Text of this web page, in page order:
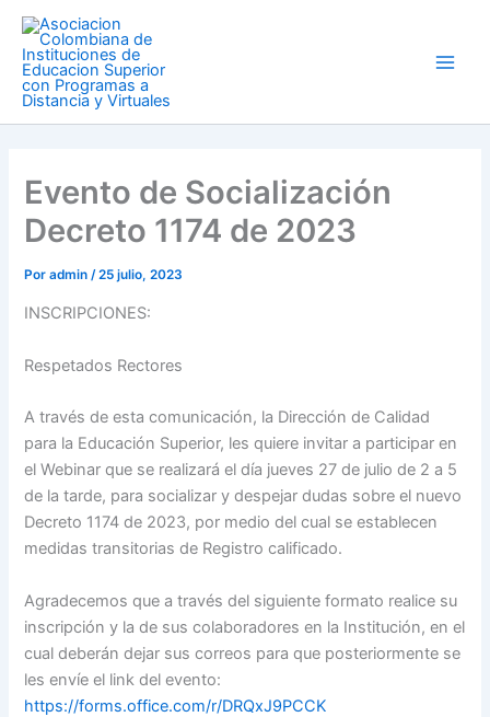
contenido
Evento de Socialización
Decreto 1174 de 2023
Poradmin/25 julio, 2023
INSCRIPCIONES:
Respetados Rectores
A través de esta comunicación, la Dirección de Calidad
para la Educación Superior, les quiere invitar a participar en
el Webinar que se realizará el día jueves 27 de julio de 2 a 5
de la tarde, para socializar y despejar dudas sobre el nuevo
Decreto 1174 de 2023, por medio del cual se establecen
medidas transitorias de Registro calificado.
Agradecemos que a través del siguiente formato realice su
inscripción y la de sus colaboradores en la Institución, en el
cual deberán dejar sus correos para que posteriormente se
les envíe el link del evento:
https://forms.office.com/r/DRQxJ9PCCK